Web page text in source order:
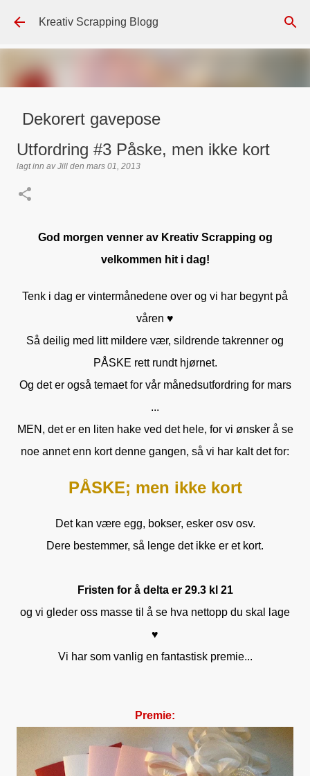
Gå til hovedinnhold
Kreativ Scrapping Blogg
Dekorert gavepose
GAVEPOSE / POSEKORT
Utfordring #3 Påske, men ikke kort
lagt inn avJill den mars 01, 2013
God morgen venner av Kreativ Scrapping og
velkommen hit i dag!
Tenk i dag er vintermånedene over og vi har begynt på
våren ♥
Så deilig med litt mildere vær, sildrende takrenner og
PÅSKE rett rundt hjørnet.
Og det er også temaet for vår månedsutfordring for mars
...
MEN, det er en liten hake ved det hele, for vi ønsker å se
noe annet enn kort denne gangen, så vi har kalt det for:
PÅSKE; men ikke kort
Det kan være egg, bokser, esker osv osv.
Dere bestemmer, så lenge det ikke er et kort.
Fristen for å delta er 29.3 kl 21
og vi gleder oss masse til å se hva nettopp du skal lage
♥
Vi har som vanlig en fantastisk premie...
Premie: